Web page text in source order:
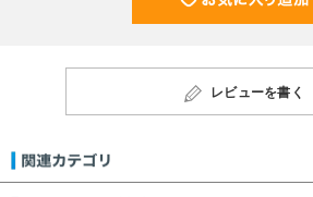
レビューを書く